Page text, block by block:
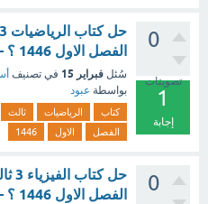
0
تصويتات
1
إجابة
الفصل الاول 1446 ؟ - مع الشرح
سُئل فبراير 15 في تصنيف
بواسطة عبود
كتاب الرياضيات ثالث
الفصل
الاول 1446
0
حل
الفصل الاول 1446 ؟ - مع الشرح